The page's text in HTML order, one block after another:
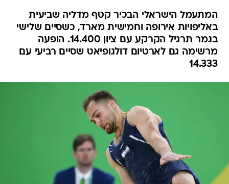
המתעמל הישראלי הבכיר קטף מדליה שביעית
באליפויות אירופה וחמישית מארד, כשסיים שלישי
בגמר תרגיל הקרקע עם ציון 14.400. הופעה
מרשימה גם לארטיום דולגופיאט שסיים רביעי עם
14.333